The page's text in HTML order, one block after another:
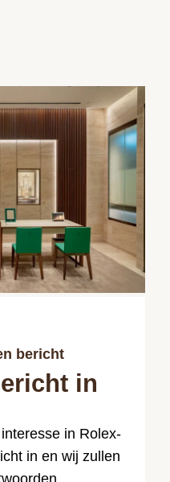
bericht
in
in Rolex-
in en wij zullen